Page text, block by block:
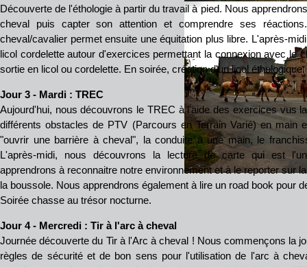
Découverte de l'éthologie à partir du travail à pied. Nous
cheval puis capter son attention et comprendre ses
cheval/cavalier permet ensuite une équitation plus libre. L'après-
licol cordelette autour d'exercices permettant la connexion avec le
sortie en licol ou cordelette. En soirée, création d'un licol éthologique.
Jour 3 - Mardi : TREC
Aujourd'hui, nous découvrons le TREC à l'aide des exercices vus
différents obstacles de PTV (Parcours en Terrain Varié) en main
"ouvrir une barrière à cheval", la conduite à une main, le
L'après-midi, nous découvrons la lecture de carte qui est
apprendrons à reconnaitre notre environnement et à le reporter sur
la boussole. Nous apprendrons également à lire un road book pour
Soirée chasse au trésor nocturne.
Jour 4 - Mercredi : Tir à l'arc à cheval
Journée découverte du Tir à l'Arc à cheval ! Nous commençons la
règles de sécurité et de bon sens pour l'utilisation de l'arc à